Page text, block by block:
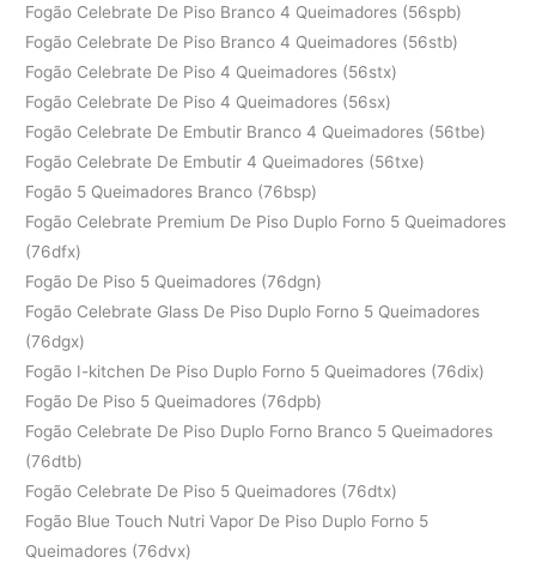
Fogão Celebrate De Piso Branco 4 Queimadores (56spb)
Fogão Celebrate De Piso Branco 4 Queimadores (56stb)
Fogão Celebrate De Piso 4 Queimadores (56stx)
Fogão Celebrate De Piso 4 Queimadores (56sx)
Fogão Celebrate De Embutir Branco 4 Queimadores (56tbe)
Fogão Celebrate De Embutir 4 Queimadores (56txe)
Fogão 5 Queimadores Branco (76bsp)
Fogão Celebrate Premium De Piso Duplo Forno 5 Queimadores
(76dfx)
Fogão De Piso 5 Queimadores (76dgn)
Fogão Celebrate Glass De Piso Duplo Forno 5 Queimadores
(76dgx)
Fogão I-kitchen De Piso Duplo Forno 5 Queimadores (76dix)
Fogão De Piso 5 Queimadores (76dpb)
Fogão Celebrate De Piso Duplo Forno Branco 5 Queimadores
(76dtb)
Fogão Celebrate De Piso 5 Queimadores (76dtx)
Fogão Blue Touch Nutri Vapor De Piso Duplo Forno 5
Queimadores (76dvx)